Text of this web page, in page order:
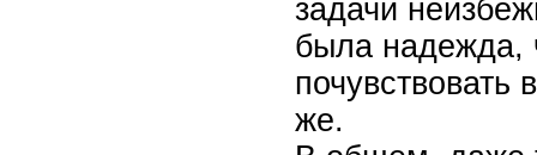
задачи
была надежда,
почувствовать
же.